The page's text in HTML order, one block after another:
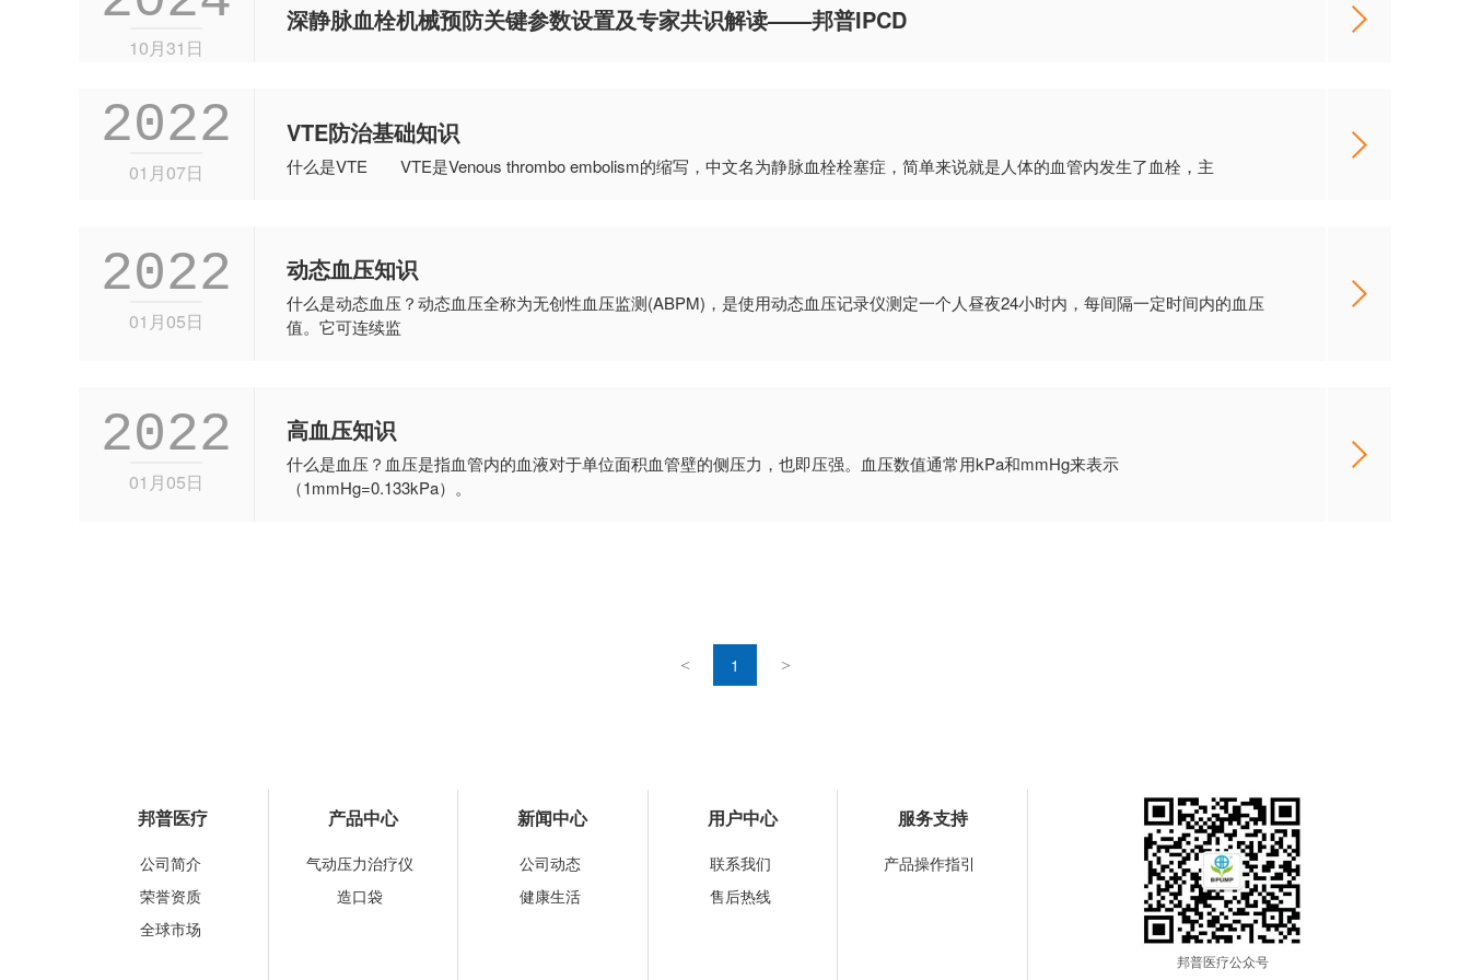
10月31日
深静脉血栓机械预防关键参数设置及专家共识解读——邦普IPCD
2022
01月07日
VTE防治基础知识
什么是VTE VTE是Venous thrombo embolism的缩写，中文名为静脉血栓栓塞症，简单来说就是人体的血管内发生了血栓，主
2022
01月05日
动态血压知识
什么是动态血压？动态血压全称为无创性血压监测(ABPM)，是使用动态血压记录仪测定一个人昼夜24小时内，每间隔一定时间内的血压
值。它可连续监
2022
01月05日
高血压知识
什么是血压？血压是指血管内的血液对于单位面积血管壁的侧压力，也即压强。血压数值通常用kPa和mmHg来表示
（1mmHg=0.133kPa）。
< 1 >
邦普医疗
公司简介
荣誉资质
全球市场
产品中心
气动压力治疗仪
造口袋
新闻中心
公司动态
健康生活
用户中心
联系我们
售后热线
服务支持
产品操作指引
邦普医疗公众号